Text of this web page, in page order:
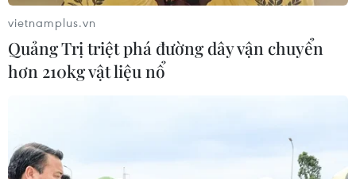
vietnamplus.vn
Quảng Trị triệt phá đường dây vận chuyển
hơn 210kg vật liệu nổ